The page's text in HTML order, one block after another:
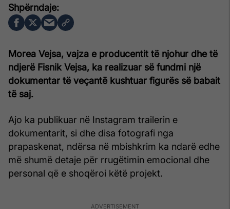
Morea Vejsa, vajza e producentit të njohur dhe të
ndjerë Fisnik Vejsa, ka realizuar së fundmi një
dokumentar të veçantë kushtuar figurës së babait
të saj.
Ajo ka publikuar në Instagram trailerin e
dokumentarit, si dhe disa fotografi nga
prapaskenat, ndërsa në mbishkrim ka ndarë edhe
më shumë detaje për rrugëtimin emocional dhe
personal që e shoqëroi këtë projekt.